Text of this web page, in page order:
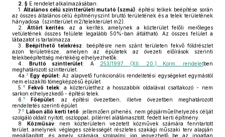
2. § E rendelet alkalmazásában:
1.
Általános célú szintterületi mutató (szmá): építési telkek beépítése során
az összes általános célú építményszint bruttó területének és a telek területének
hányadosa. (szintterület m2/telekterület m2).
2.
Áttört kerítés: az a kerítés, amelynek a közterület felőli merőleges
vetületének összes felülete legalább 50%-ban átlátható. Az összes felület a
lábazatot is tartalmazza.
3.
Beépíthető telekrész: beépítésre nem szánt területen fekvő földrészlet
azon területrésze, amelyen az épületek az övezeti előírások szerinti
telekbeépítettség mértékéig elhelyezhetők.
4.
Bruttó szintterület: A 253/1997. (XII. 20.) Korm. rendeletben
meghatározott szintterület.
4a. 3 Egy épület: Az alapvető funkcionális rendeltetési egységeket egymástól
nem elszakító tömegképzésű épület.
5. 4 Fekvő telek: a közterülethez a hosszabbik oldalával csatlakozó - nem
sarkon elhelyezkedő - építési telek.
6. 5 Főépület: az építési övezetben, illetve övezetben meghatározott
rendeltetés szerinti épület.
7. 6 Lábon álló kerti tető: jellemzően pihenés, nem gépjárműelhelyezés célját
szolgáló oldalt nyitott, oszloppal, pillérrel alátámasztott, fedett kerti építmény.
8.
Közműsáv: nem közterületen vezetett közművek számára fenntartott
terület, amelynek végleges szélességét részletes szakági műszaki terv alapján
megállapított, és amely számára szolgalmi jog jegyezhető be az ingatlan